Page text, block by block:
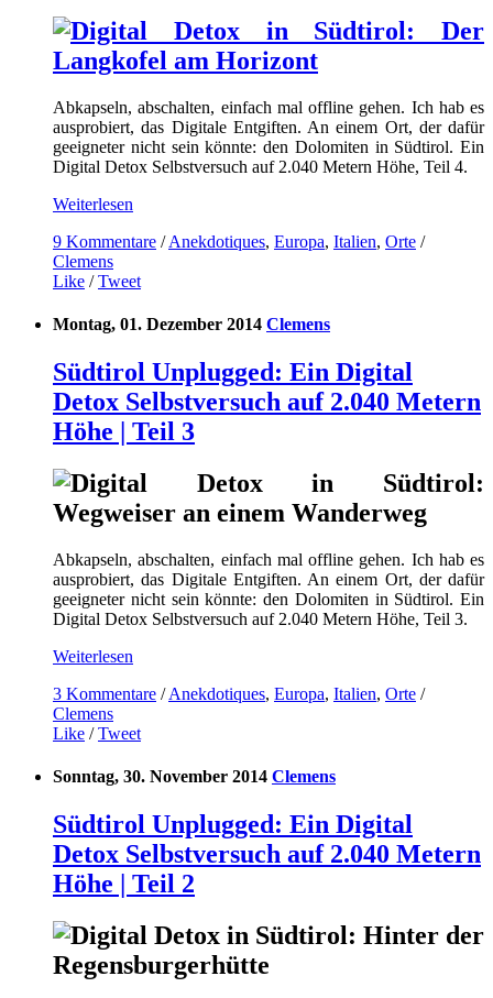
Abkapseln, abschalten, einfach mal offline gehen. Ich hab es
ausprobiert, das Digitale Entgiften. An einem Ort, der dafür
geeigneter nicht sein könnte: den Dolomiten in Südtirol. Ein
Digital Detox Selbstversuch auf 2.040 Metern Höhe, Teil 4.
Weiterlesen
9 Kommentare /Anekdotiques, Europa, Italien, Orte /
Clemens
Like /Tweet
Montag, 01. Dezember 2014 Clemens
Südtirol Unplugged: Ein Digital
Detox Selbstversuch auf 2.040 Metern
Höhe | Teil 3
Abkapseln, abschalten, einfach mal offline gehen. Ich hab es
ausprobiert, das Digitale Entgiften. An einem Ort, der dafür
geeigneter nicht sein könnte: den Dolomiten in Südtirol. Ein
Digital Detox Selbstversuch auf 2.040 Metern Höhe, Teil 3.
Weiterlesen
3 Kommentare /Anekdotiques, Europa, Italien, Orte /
Clemens
Like /Tweet
Sonntag, 30. November 2014 Clemens
Südtirol Unplugged: Ein Digital
Detox Selbstversuch auf 2.040 Metern
Höhe | Teil 2